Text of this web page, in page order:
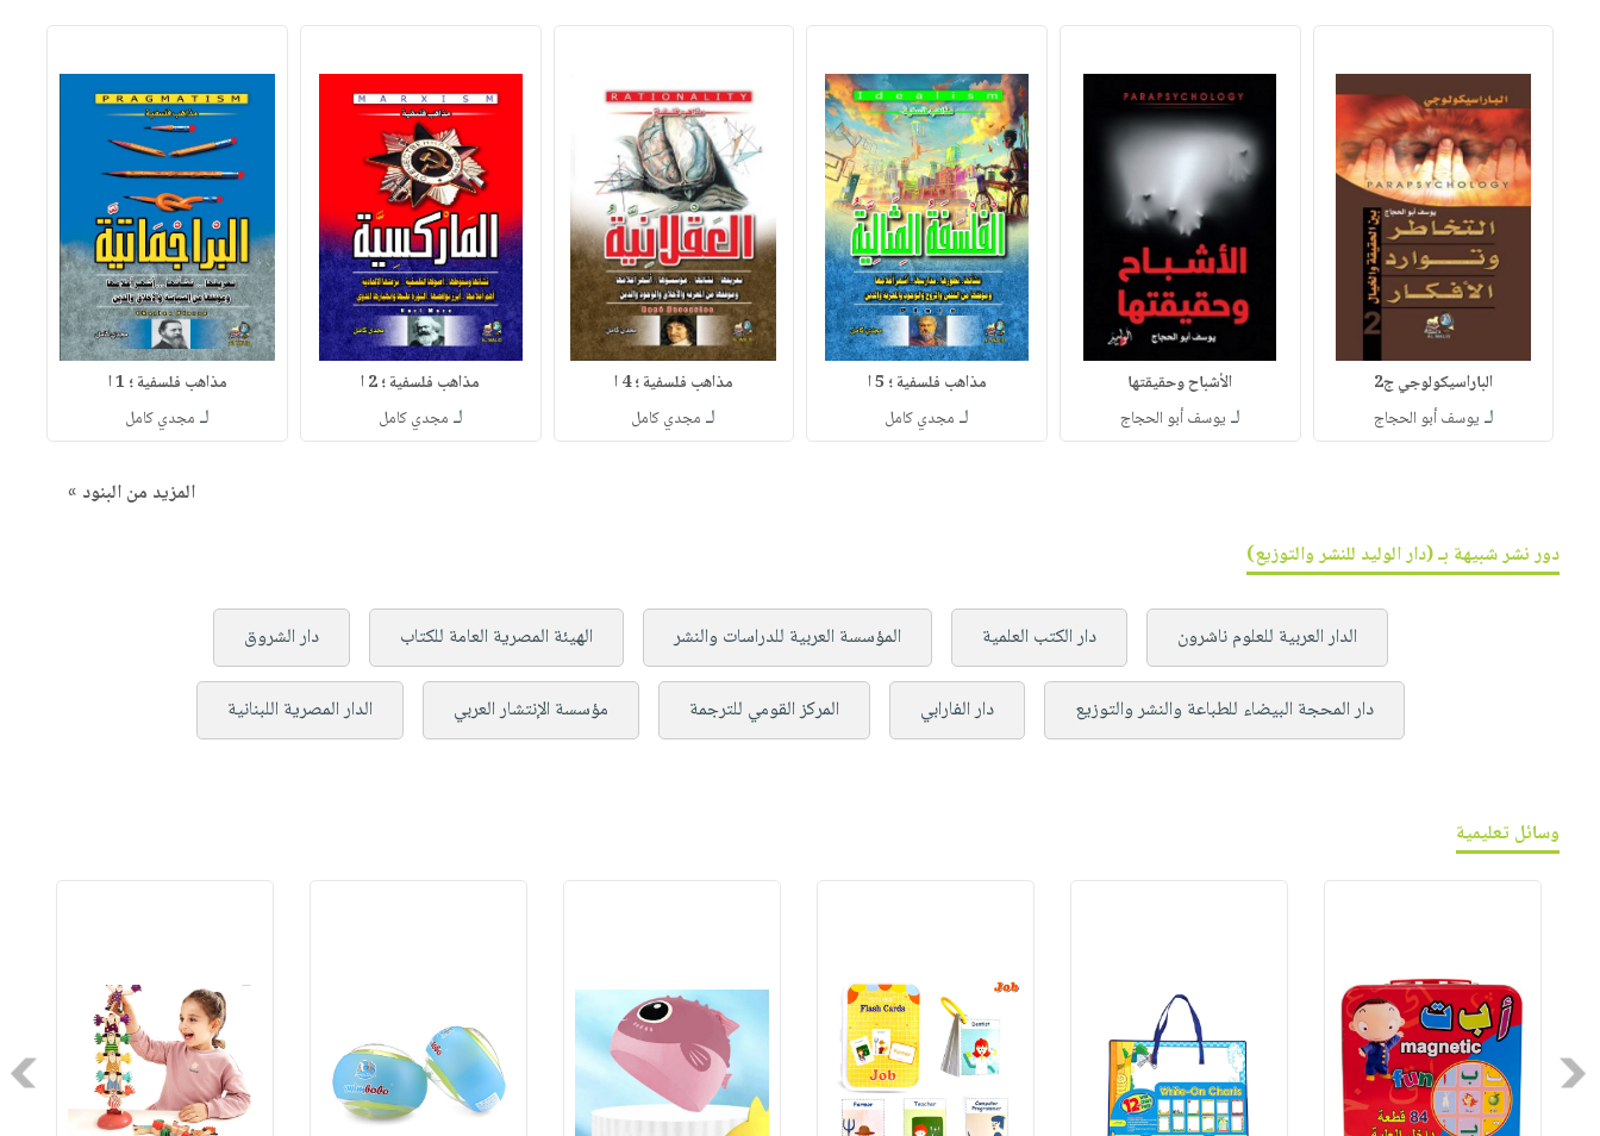
الباراسيكولوجي ج2
لـ يوسف أبو الحجاج
الأشباح وحقيقتها
لـ يوسف أبو الحجاج
مذاهب فلسفية ؛ 5 ا
لـ مجدي كامل
مذاهب فلسفية ؛ 4 ا
لـ مجدي كامل
مذاهب فلسفية ؛ 2 ا
لـ مجدي كامل
مذاهب فلسفية ؛ 1 ا
لـ مجدي كامل
المزيد من البنود »
دور نشر شبيهة بـ (دار الوليد للنشر والتوزيع)
الدار العربية للعلوم ناشرون دار الكتب العلمية المؤسسة العربية للدراسات والنشر الهيئة المصرية العامة للكتاب دار الشروق
دار المحجة البيضاء للطباعة والنشر والتوزيع دار الفارابي المركز القومي للترجمة مؤسسة الإنتشار العربي الدار المصرية اللبنانية
وسائل تعليمية
Previous